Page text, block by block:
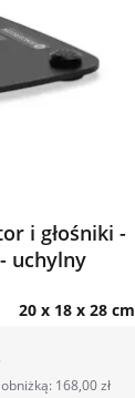
i głośniki -
uchylny
20 x 18 x 28 cm
168,00 zł